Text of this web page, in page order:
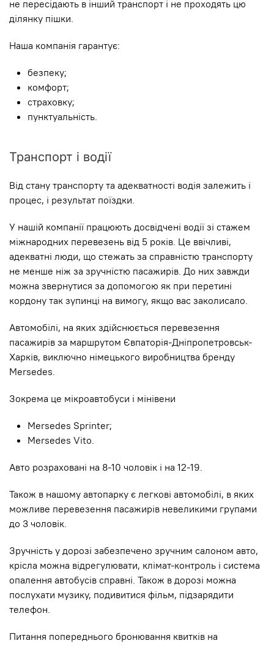
не пересідають в інший транспорт і не проходять цю
ділянку пішки.
Наша компанія гарантує:
безпеку;
комфорт;
страховку;
пунктуальність.
Транспорт і водії
Від стану транспорту та адекватності водія залежить і
процес, і результат поїздки.
У нашій компанії працюють досвідчені водії зі стажем
міжнародних перевезень від 5 років. Це ввічливі,
адекватні люди, що стежать за справністю транспорту
не менше ніж за зручністю пасажирів. До них завжди
можна звернутися за допомогою як при перетині
кордону так зупинці на вимогу, якщо вас заколисало.
Автомобілі, на яких здійснюється перевезення
пасажирів за маршрутом Євпаторія-Дніпропетровськ-
Харків, виключно німецького виробництва бренду
Mersedes.
Зокрема це мікроавтобуси і мінівени
Mersedes Sprinter;
Mersedes Vito.
Авто розраховані на 8-10 чоловік і на 12-19.
Також в нашому автопарку є легкові автомобілі, в яких
можливе перевезення пасажирів невеликими групами
до 3 чоловік.
Зручність у дорозі забезпечено зручним салоном авто,
крісла можна відрегулювати, клімат-контроль і система
опалення автобусів справні. Також в дорозі можна
послухати музику, подивитися фільм, підзарядити
телефон.
Питання попереднього бронювання квитків на